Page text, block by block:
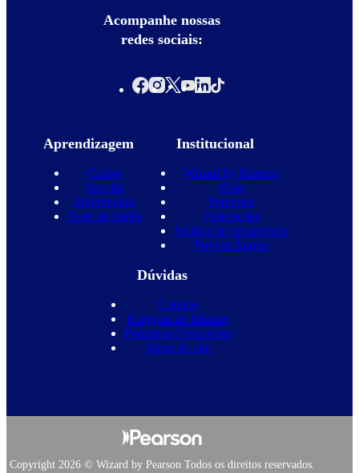
Acompanhe nossas
redes sociais:
Aprendizagem
Cursos
Escolas
Diferenciais
Teste de inglês
Institucional
Wizard by Pearson
Blog
Parcerias
Promoções
Política de privacidade
Projeto Águias
Dúvidas
Contato
Franquia de Idiomas
Perguntas Frequentes
Mapa do site
Copyright 2026 © Wizard by Pearson Todos os direitos reservados.